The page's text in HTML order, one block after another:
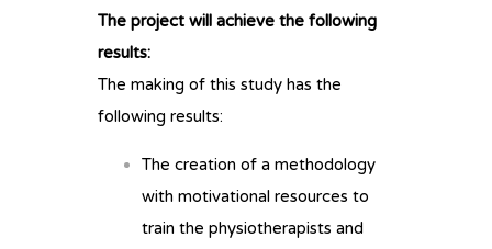
The project will achieve the following
results:
The making of this study has the
following results:
The creation of a methodology
with motivational resources to
train the physiotherapists and